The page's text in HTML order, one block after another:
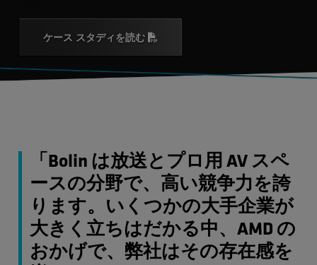
ケース スタディを読む
「Bolin は放送とプロ用 AV スペ
ースの分野で、高い競争力を誇
ります。いくつかの大手企業が
大きく立ちはだかる中、AMD の
おかげで、弊社はその存在感を